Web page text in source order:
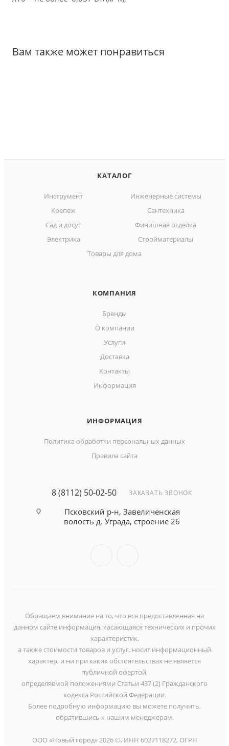
Вам также может понравиться
КАТАЛОГ
Инструмент
Инженерные системы
Крепеж
Сантехника
Сад и досуг
Финишная отделка
Электрика
Стройматериалы
Товары для дома
КОМПАНИЯ
Бренды
О компании
Услуги
Доставка
Контакты
Информация
ИНФОРМАЦИЯ
Политика обработки персональных данных
Правила сайта
8 (8112) 50-02-50 ЗАКАЗАТЬ ЗВОНОК
Псковский р-н, Завеличенская
волость д. Уграда, строение 26
Обращаем внимание на то, что вся предоставленная на
данном сайте информация, касающаяся технических и прочих
характеристик,
а также стоимости товаров и услуг, носит информационный
характер, и ни при каких обстоятельствах не является
публичной офертой,
определяемой положениями Статьи 437 (2) Гражданского
кодекса Российской Федерации.
Более подробную информацию вы можете получить,
обратившись к нашим менеджерам.
ООО «Новый город» 2026 ©, ИНН 6027118272, ОГРН